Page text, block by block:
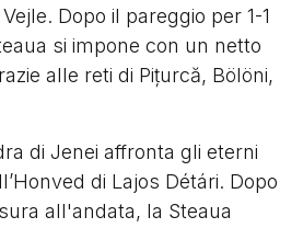
Dopo il pareggio per 1-1
si impone con un netto
alle reti di Pițurcă, Bölöni,
di Jenei affronta gli eterni
di Lajos Détári. Dopo
all'andata, la Steaua